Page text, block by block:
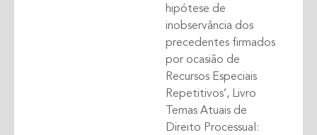
hipótese de
inobservância dos
precedentes firmados
por ocasião de
Recursos Especiais
Repetitivos’, Livro
Temas Atuais de
Direito Processual: